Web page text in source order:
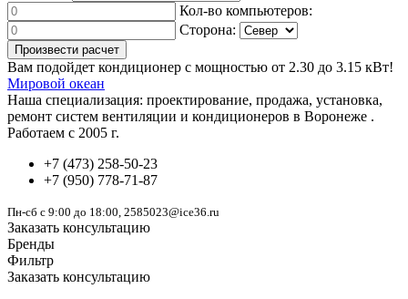
Кол-во компьютеров:
Сторона:
Вам подойдет кондиционер с мощностью от 2.30 до 3.15 кВт!
Мировой океан
Наша специализация: проектирование, продажа, установка,
ремонт систем вентиляции и кондиционеров в Воронеже .
Работаем с 2005 г.
+7 (473) 258-50-23
+7 (950) 778-71-87
Пн-сб с 9:00 до 18:00, 2585023@ice36.ru
Заказать консультацию
Бренды
Фильтр
Заказать консультацию